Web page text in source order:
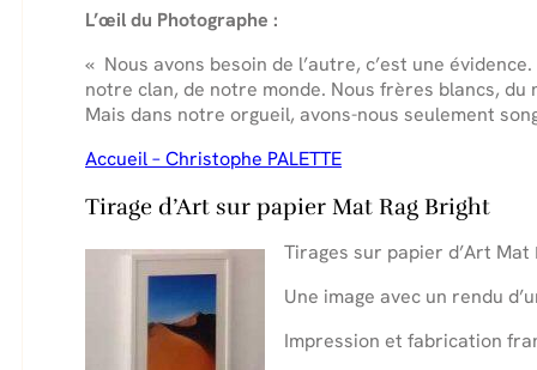
L’œil du Photographe :
« Nous avons besoin de l’autre, c’est une
notre clan, de notre monde. Nous frères blancs,
Mais dans notre orgueil, avons-nous seulement
Accueil – Christophe PALETTE
Tirage d’Art sur papier Mat Rag Bright
Tirages sur papier d’Art Mat
Une image avec un rendu
Impression et fabrication